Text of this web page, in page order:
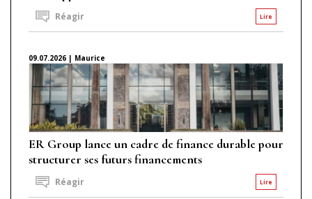
Lire
Réagir
09.07.2026 | Maurice
ER Group lance un cadre de finance durable pour
structurer ses futurs financements
Lire
Réagir